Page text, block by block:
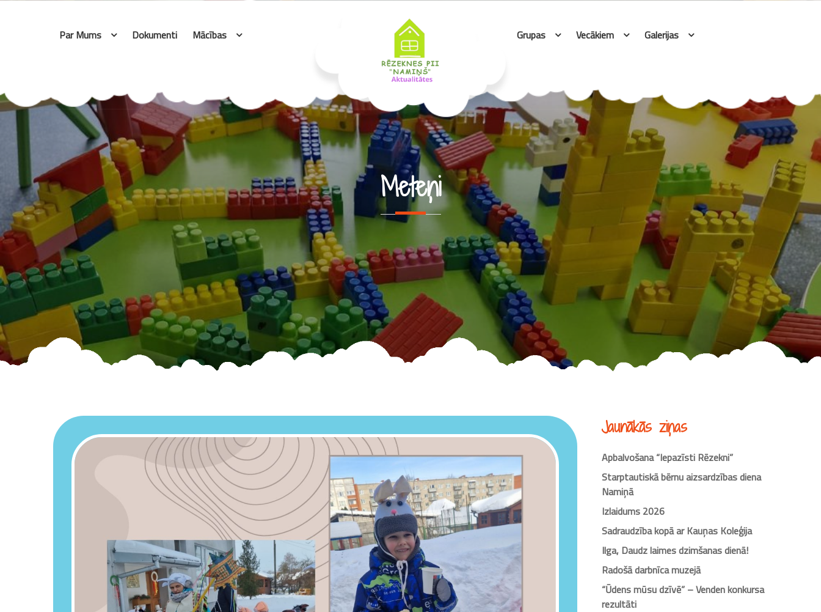
Par Mums Dokumenti Mācības Grupas Vecākiem Galerijas
Meteņi
Jaunākās ziņas
Apbalvošana “Iepazīsti Rēzekni”
Starptautiskā bērnu aizsardzības diena
Namiņā
Izlaidums 2026
Sadraudzība kopā ar Kauņas Koleģija
Ilga, Daudz laimes dzimšanas dienā!
Radošā darbnīca muzejā
“Ūdens mūsu dzīvē” – Venden konkursa
rezultāti